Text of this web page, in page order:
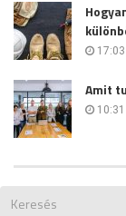
17:03
Amit
10:31